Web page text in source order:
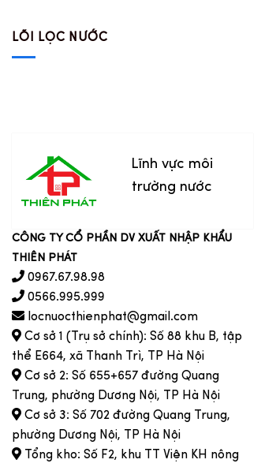
LÕI LỌC NƯỚC
Lĩnh vực môi
trường nước
CÔNG TY CỔ PHẦN DV XUẤT NHẬP KHẨU
THIÊN PHÁT
0967.67.98.98
0566.995.999
locnuocthienphat@gmail.com
Cơ sở 1 (Trụ sở chính): Số 88 khu B, tập
thể E664, xã Thanh Trì, TP Hà Nội
Cơ sở 2: Số 655+657 đường Quang
Trung, phường Dương Nội, TP Hà Nội
Cơ sở 3: Số 702 đường Quang Trung,
phường Dương Nội, TP Hà Nội
Tổng kho: Số F2, khu TT Viện KH nông